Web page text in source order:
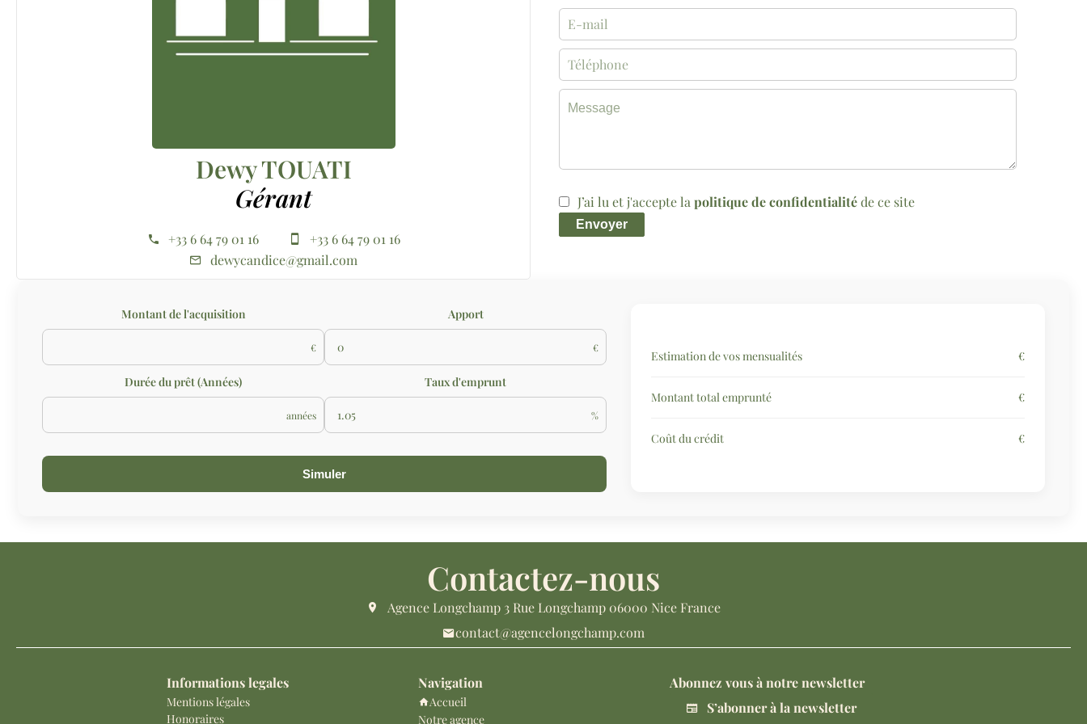
Dewy TOUATI
Gérant
+33 6 64 79 01 16
+33 6 64 79 01 16
dewycandice@gmail.com
J’ai lu et j'accepte la politique de confidentialitéde ce site
Envoyer
Montant de l'acquisition
€
Apport
€
Durée du prêt (Années)
années
Taux d'emprunt
%
Simuler
Estimation de vos mensualités €
Montant total emprunté €
Coût du crédit €
Contactez-nous
Agence Longchamp 3 Rue Longchamp 06000 Nice France
contact@agencelongchamp.com
Informations legales
Mentions légales
Honoraires
Navigation
Accueil
Notre agence
Abonnez vous à notre newsletter
S’abonner à la newsletter